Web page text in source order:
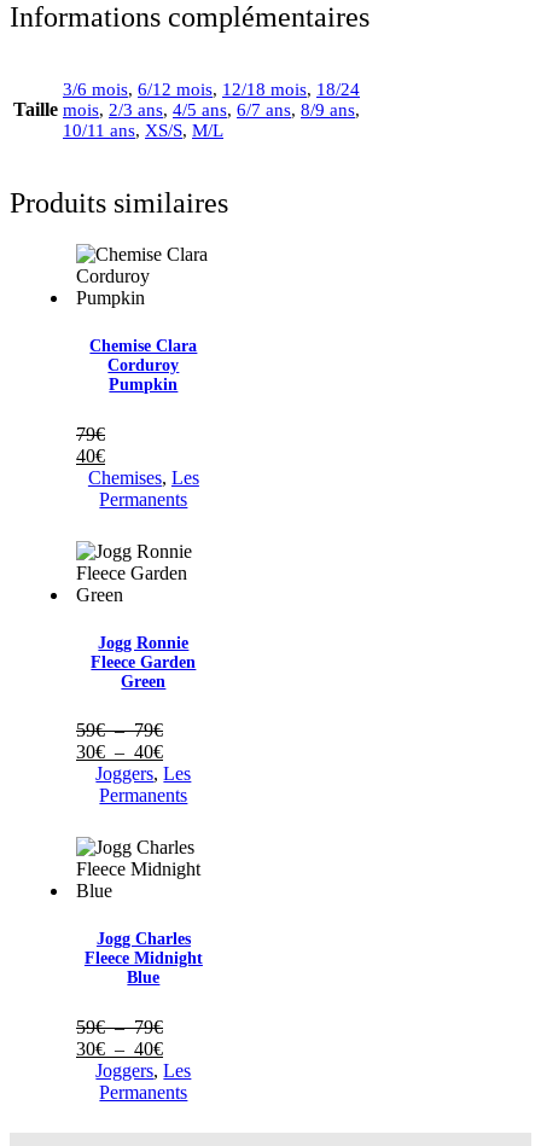
Informations complémentaires
Taille
3/6 mois, 6/12 mois, 12/18 mois, 18/24
mois, 2/3 ans, 4/5 ans, 6/7 ans, 8/9 ans,
10/11 ans, XS/S, M/L
Produits similaires
Chemise Clara
Corduroy
Pumpkin
79€
40€
Chemises, Les
Permanents
Jogg Ronnie
Fleece Garden
Green
59€ – 79€Plage
de
prix :
59€
79€
30€ – 40€Plage
de
prix :
40€
Joggers,Les
Permanents
Jogg Charles
Fleece Midnight
Blue
59€ – 79€Plage
de
prix :
59€
79€
30€ – 40€Plage
de
prix :
à
Joggers,Les
Permanents